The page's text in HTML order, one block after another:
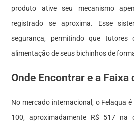
produto ative seu mecanismo
registrado se aproxima. Esse
segurança, permitindo que
alimentação de seus bichinhos de
Onde Encontrar e a Faixa
No mercado internacional, o Felaqua
100, aproximadamente R$ 517 na